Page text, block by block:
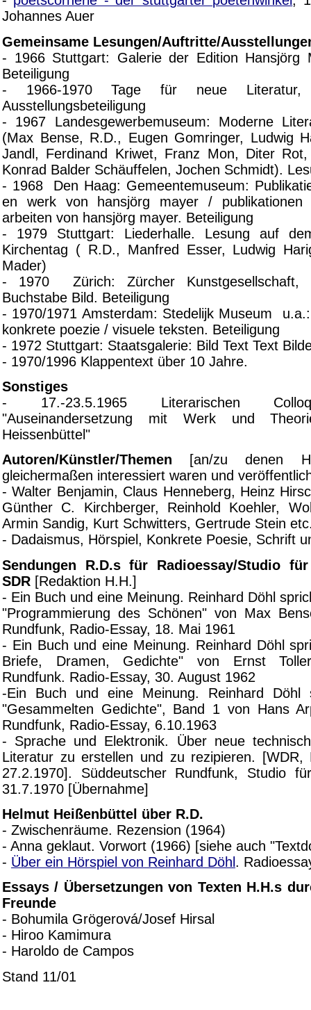
Johannes Auer
Gemeinsame Lesungen/Auftritte/
- 1966 Stuttgart: Galerie der Edition Hansjörg
Beteiligung
- 1966-1970 Tage für neue Literatur,
Ausstellungsbeteiligung
- 1967 Landesgewerbemuseum: Moderne
(Max Bense, R.D., Eugen Gomringer, Ludwig
Jandl, Ferdinand Kriwet, Franz Mon, Diter
Konrad Balder Schäuffelen, Jochen Schmidt).
- 1968 Den Haag: Gemeentemuseum:
en werk von hansjörg mayer / publikationen
arbeiten von hansjörg mayer. Beteiligung
- 1979 Stuttgart: Liederhalle. Lesung auf
Kirchentag ( R.D., Manfred Esser, Ludwig
Mader)
- 1970
Zürich: Zürcher Kunstgesellschaft,
Buchstabe Bild. Beteiligung
- 1970/1971 Amsterdam: Stedelijk Museum
konkrete poezie / visuele teksten. Beteiligung
- 1972 Stuttgart: Staatsgalerie: Bild Text Text
- 1970/1996 Klappentext über 10 Jahre.
Sonstiges
- 17.-23.5.1965 Literarischen
"Auseinandersetzung mit Werk und
Heissenbüttel"
Autoren/Künstler/Themen
[an/zu denen
gleichermaßen interessiert waren und
- Walter Benjamin, Claus Henneberg, Heinz
Günther C. Kirchberger, Reinhold Koehler,
Armin Sandig, Kurt Schwitters, Gertrude Stein
- Dadaismus, Hörspiel, Konkrete Poesie, Schrift
Sendungen R.D.s für Radioessay/Studio
SDR [Redaktion H.H.]
- Ein Buch und eine Meinung. Reinhard Döhl
"Programmierung des Schönen" von Max
Rundfunk, Radio-Essay, 18. Mai 1961
- Ein Buch und eine Meinung. Reinhard Döhl
Briefe, Dramen, Gedichte" von Ernst
Rundfunk. Radio-Essay, 30. August 1962
-Ein Buch und eine Meinung. Reinhard Döhl
"Gesammelten Gedichte", Band 1 von Hans
Rundfunk, Radio-Essay, 6.10.1963
- Sprache und Elektronik. Über neue
Literatur zu erstellen und zu rezipieren. [WDR,
27.2.1970]. Süddeutscher Rundfunk, Studio
31.7.1970 [Übernahme]
Helmut Heißenbüttel über R.D.
- Zwischenräume. Rezension (1964)
- Anna geklaut. Vorwort (1966) [siehe auch
- Über ein Hörspiel von Reinhard Döhl .
Essays / Übersetzungen von Texten H.H.s
Freunde
- Bohumila Grögerová/Josef Hirsal
- Hiroo Kamimura
- Haroldo de Campos
Stand 11/01